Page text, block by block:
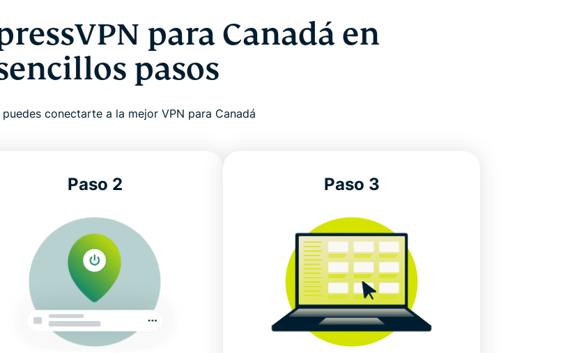
para Canadá en
pasos
conectarte a la mejor VPN para Canadá
Paso 2 Paso 3